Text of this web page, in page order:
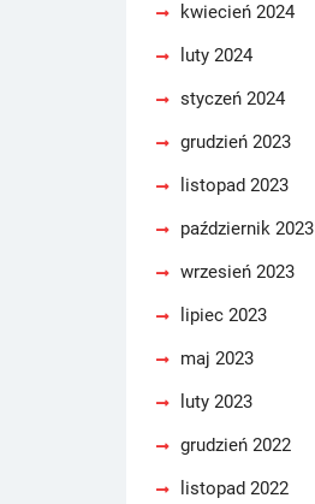
kwiecień 2024
luty 2024
styczeń 2024
grudzień 2023
listopad 2023
październik 2023
wrzesień 2023
lipiec 2023
maj 2023
luty 2023
grudzień 2022
listopad 2022